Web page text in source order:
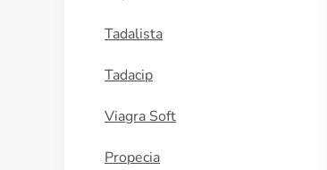
Tadalista
Tadacip
Viagra Soft
Propecia